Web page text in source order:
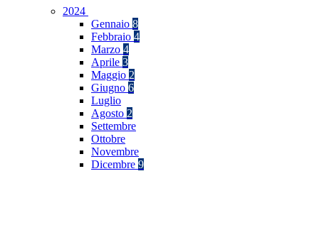
2024
Gennaio 8
Febbraio 4
Marzo 4
Aprile 3
Maggio 2
Giugno 6
Luglio
Agosto 2
Settembre
Ottobre
Novembre
Dicembre 9